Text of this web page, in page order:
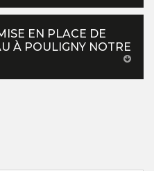
EN PLACE DE
À POULIGNY NOTRE